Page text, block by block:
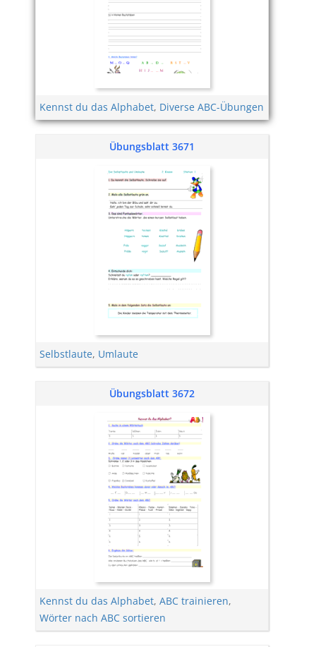
Kennst du das Alphabet, Diverse ABC-Übungen
Übungsblatt 3671
Selbstlaute, Umlaute
Übungsblatt 3672
Kennst du das Alphabet, ABC trainieren,
Wörter nach ABC sortieren